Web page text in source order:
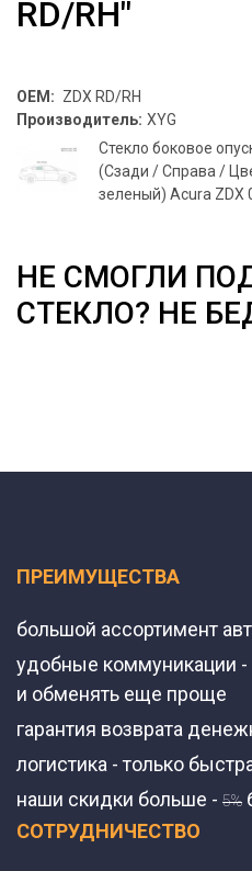
RD/RH"
OEM: ZDX RD/RH
Производитель: XYG
Стекло боковое
(Сзади / Справа /
зеленый) Acura ZDX
НЕ СМОГЛИ
СТЕКЛО? НЕ
ПРЕИМУЩЕСТВА
большой ассортимент
удобные коммуникации -
и обменять еще проще
гарантия возврата
логистика - только
наши скидки больше - 5%
СОТРУДНИЧЕСТВО